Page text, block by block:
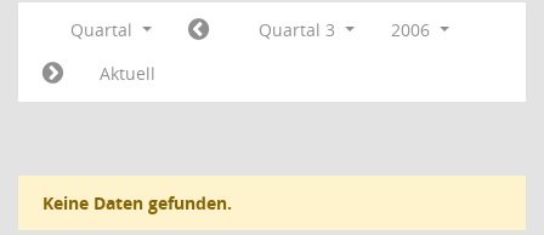
Quartal Quartal 3
2006
Aktuell
Keine Daten gefunden.